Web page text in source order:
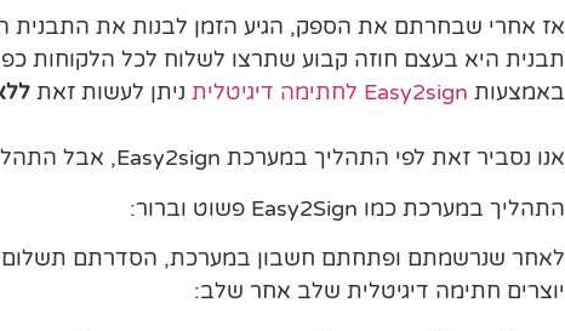
אז אחרי שבחרתם את הספק, הגיע הזמן לבנות את התבנית
תבנית היא בעצם חוזה קבוע שתרצו לשלוח לכל הלקוחות
באמצעות Easy2sign לחתימה דיגיטלית ניתן לעשות זאת
אנו נסביר זאת לפי התהליך במערכת Easy2sign, אבל התהליך מאוד דומה בכל ספק שתבחרו לעבוד איתו.
התהליך במערכת כמו Easy2Sign פשוט וברור:
לאחר שנרשמתם ופתחתם חשבון במערכת, הסדרתם תשלום
יוצרים חתימה דיגיטלית שלב אחר שלב: